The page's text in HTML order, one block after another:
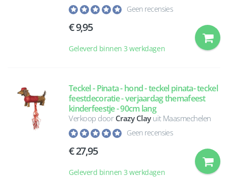
Geen recensies
9,95
Geleverd binnen 3 werkdagen
Teckel - Pinata - hond - teckel pinata- teckel
feestdecoratie - verjaardag themafeest
kinderfeestje - 90cm lang
Verkoop door Crazy Clayuit Maasmechelen
Geen recensies
27,95
Geleverd binnen 3 werkdagen